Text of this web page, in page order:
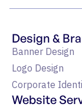
Design &
Banner Design
Logo Design
Corporate
Website